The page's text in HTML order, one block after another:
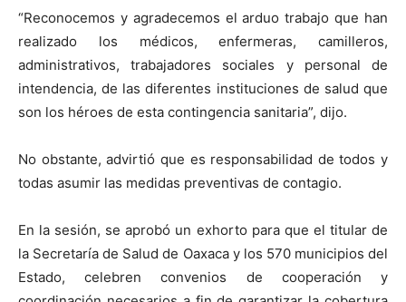
“Reconocemos y agradecemos el arduo trabajo que han
realizado los médicos, enfermeras, camilleros,
administrativos, trabajadores sociales y personal de
intendencia, de las diferentes instituciones de salud que
son los héroes de esta contingencia sanitaria”, dijo.
No obstante, advirtió que es responsabilidad de todos y
todas asumir las medidas preventivas de contagio.
En la sesión, se aprobó un exhorto para que el titular de
la Secretaría de Salud de Oaxaca y los 570 municipios del
Estado, celebren convenios de cooperación y